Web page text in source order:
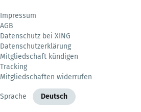
Impressum
AGB
Datenschutz bei XING
Datenschutzerklärung
Mitgliedschaft kündigen
Tracking
Mitgliedschaften widerrufen
Sprache Deutsch